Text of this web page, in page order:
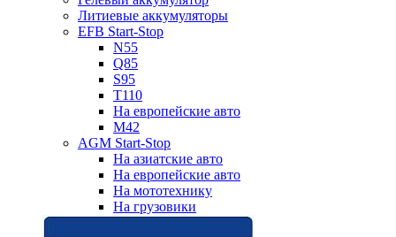
Литиевые аккумуляторы
EFB Start-Stop
N55
Q85
S95
T110
На европейские авто
M42
AGM Start-Stop
На азиатские авто
На европейские авто
На мототехнику
На грузовики